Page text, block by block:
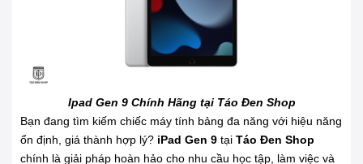
Ipad Gen 9 Chính Hãng tại Táo Đen Shop
Bạn đang tìm kiếm chiếc máy tính bảng đa năng với hiệu năng
ổn định, giá thành hợp lý? iPad Gen 9 tại Táo Đen Shop
chính là giải pháp hoàn hảo cho nhu cầu học tập, làm việc và